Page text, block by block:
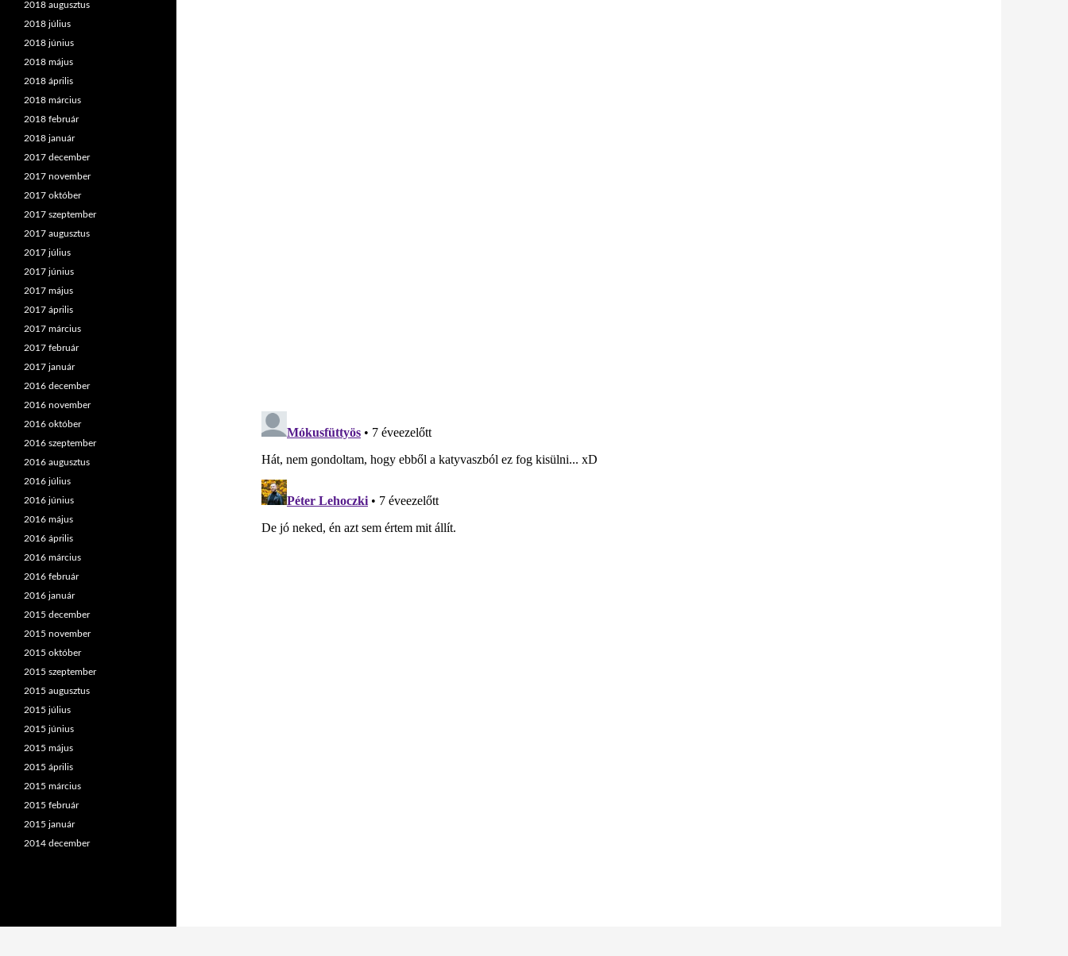
2018 augusztus
2018 július
2018 június
2018 május
2018 április
2018 március
2018 február
2018 január
2017 december
2017 november
2017 október
2017 szeptember
2017 augusztus
2017 július
2017 június
2017 május
2017 április
2017 március
2017 február
2017 január
2016 december
2016 november
2016 október
2016 szeptember
2016 augusztus
2016 július
2016 június
2016 május
2016 április
2016 március
2016 február
2016 január
2015 december
2015 november
2015 október
2015 szeptember
2015 augusztus
2015 július
2015 június
2015 május
2015 április
2015 március
2015 február
2015 január
2014 december